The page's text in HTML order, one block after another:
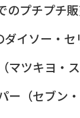
のプチプチ
ダイソー・
マツキヨ・
ー（セブン